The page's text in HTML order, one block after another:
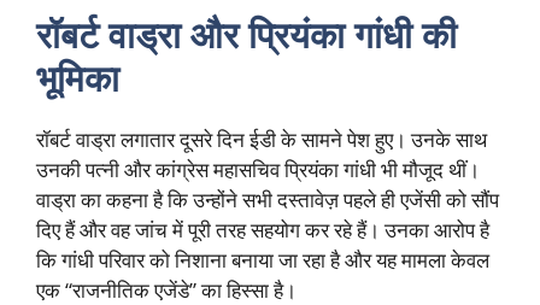
रॉबर्ट वाड्रा और प्रियंका गांधी की
भूमिका
रॉबर्ट वाड्रा लगातार दूसरे दिन ईडी के सामने पेश हुए। उनके साथ
उनकी पत्नी और कांग्रेस महासचिव प्रियंका गांधी भी मौजूद थीं।
वाड्रा का कहना है कि उन्होंने सभी दस्तावेज़ पहले ही एजेंसी को सौंप
दिए हैं और वह जांच में पूरी तरह सहयोग कर रहे हैं। उनका आरोप है
कि गांधी परिवार को निशाना बनाया जा रहा है और यह मामला केवल
एक “राजनीतिक एजेंडे” का हिस्सा है।